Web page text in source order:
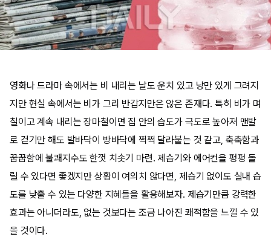
영화나 드라마 속에서는 비 내리는 날도 운치 있고 낭만 있게 그려지
지만 현실 속에서는 비가 그리 반갑지만은 않은 존재다. 특히 비가 며
칠이고 계속 내리는 장마철이면 집 안의 습도가 극도로 높아져 맨발
로 걷기만 해도 발바닥이 방바닥에 쩍쩍 달라붙는 것 같고, 축축함과
꿉꿉함에 불쾌지수도 한껏 치솟기 마련. 제습기와 에어컨을 펑펑 돌
릴 수 있다면 좋겠지만 상황이 여의치 않다면, 제습기 없이도 실내 습
도를 낮출 수 있는 다양한 지혜들을 활용해보자. 제습기만큼 강력한
효과는 아니더라도, 없는 것보다는 조금 나아진 쾌적함을 느낄 수 있
을 것이다.